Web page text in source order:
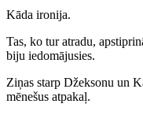
Kāda ironija.
Tas, ko tur atradu,
biju iedomājusies.
Ziņas starp Džeksonu un
mēnešus atpakaļ.